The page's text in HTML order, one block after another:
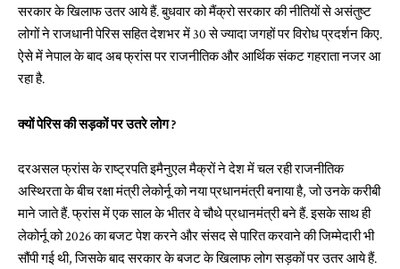
सरकार के खिलाफ उतर आये हैं. बुधवार को मैंक्रो सरकार की नीतियों से असंतुष्ट
लोगों ने राजधानी पेरिस सहित देशभर में 30 से ज्यादा जगहों पर विरोध प्रदर्शन किए.
ऐसे में नेपाल के बाद अब फ्रांस पर राजनीतिक और आर्थिक संकट गहराता नजर आ
रहा है.
क्यों पेरिस की सड़कों पर उतरे लोग ?
दरअसल फ्रांस के राष्ट्रपति इमैनुएल मैक्रों ने देश में चल रही राजनीतिक
अस्थिरता के बीच रक्षा मंत्री लेकोर्नू को नया प्रधानमंत्री बनाया है, जो उनके करीबी
माने जाते हैं. फ्रांस में एक साल के भीतर वे चौथे प्रधानमंत्री बने हैं. इसके साथ ही
लेकोर्नू को 2026 का बजट पेश करने और संसद से पारित करवाने की जिम्मेदारी भी
सौंपी गई थी, जिसके बाद सरकार के बजट के खिलाफ लोग सड़कों पर उतर आये हैं.